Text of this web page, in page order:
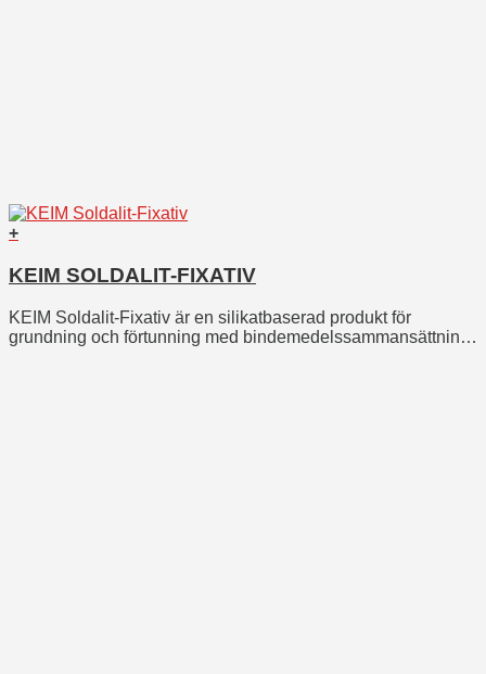
+
KEIM SOLDALIT-FIXATIV
KEIM Solda lit-Fixativ är en silikatbaserad produkt för
grundning och förtunning med bindemedelssammansättning